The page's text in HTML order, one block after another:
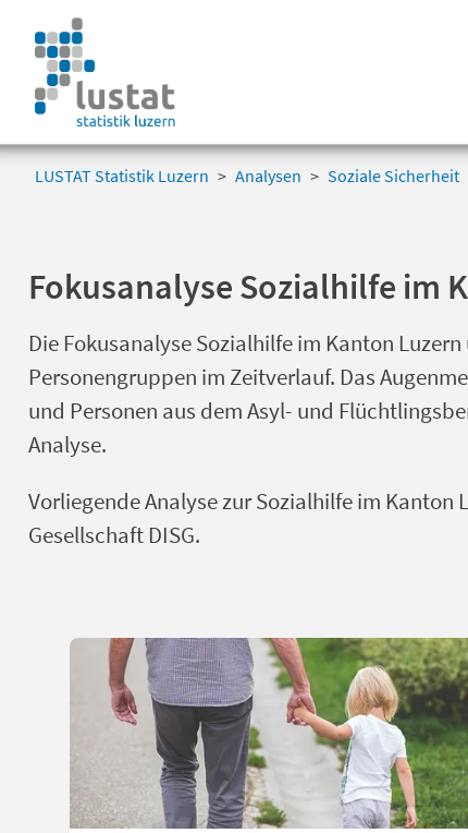
LUSTAT Statistik Luzern Analysen Soziale Sicherheit
Fokusanalyse Sozialhilfe im
Die Fokusanalyse Sozialhilfe im Kanton
Personengruppen im Zeitverlauf. Das
und Personen aus dem Asyl- und
Analyse.
Vorliegende Analyse zur Sozialhilfe im
Gesellschaft DISG.